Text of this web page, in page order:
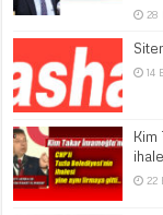
28
14
Kim
22